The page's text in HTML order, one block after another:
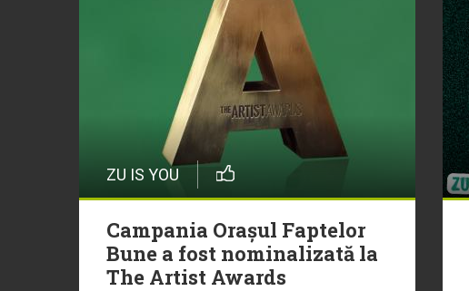
ZU IS YOU
Campania Orașul Faptelor
Bune a fost nominalizată la
The Artist Awards